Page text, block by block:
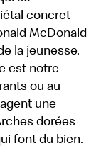
concret —
McDonald
la jeunesse.
est notre
ou au
une
dorées
font du bien.